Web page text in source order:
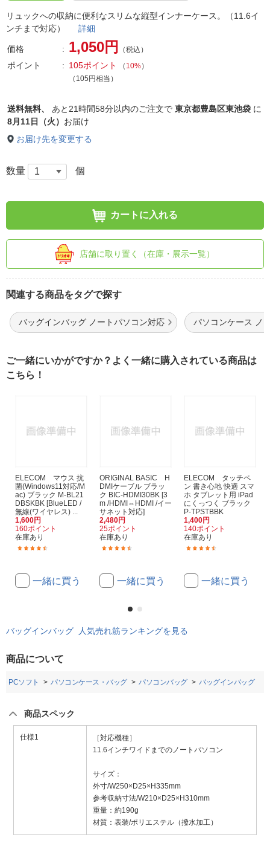
リュックへの収納に便利なスリムな縦型インナーケース。（11.6イ
ンチまで対応） 詳細
価格 1,050円 （税込）
ポイント 105ポイント （ 10%）
（105円相当）
送料無料、 あと 21時間58分以内のご注文で 東京都豊島区東池袋 に
8月11日（火） お届け
お届け先を変更する
数量 個
カートに入れる
店舗に取り置く（在庫・展示一覧）
関連する商品をタグで探す
バッグインバッグ ノートパソコン対応 パソコンケース ノ
ご一緒にいかがですか？よく一緒に購入されている商品は
こちら！
ELECOM マウス 抗
菌(Windows11対応/M
ac) ブラック M-BL21
DBSKBK [BlueLED /
無線(ワイヤレス) ...
1,600円
160ポイント
在庫あり
一緒に買う
ORIGINAL BASIC H
DMIケーブル ブラッ
ク BIC-HDMI30BK [3
m /HDMI⇔HDMI /イー
サネット対応]
2,480円
25ポイント
在庫あり
一緒に買う
ELECOM タッチペ
ン 書き心地 快適 スマ
ホ タブレット用 iPad
にくっつく ブラック
P-TPSTBBK
1,400円
140ポイント
在庫あり
一緒に買う
バッグインバッグ 人気売れ筋ランキングを見る
商品について
PCソフト パソコンケース・バッグ パソコンバッグ バッグインバッグ
商品スペック
仕様1
［対応機種］
11.6インチワイドまでのノートパソコン
サイズ：
外寸/W250×D25×H335mm
参考収納寸法/W210×D25×H310mm
重量：約190g
材質：表装/ポリエステル（撥水加工）